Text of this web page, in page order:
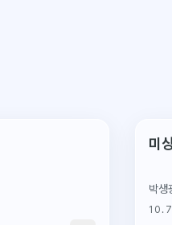
미
박생